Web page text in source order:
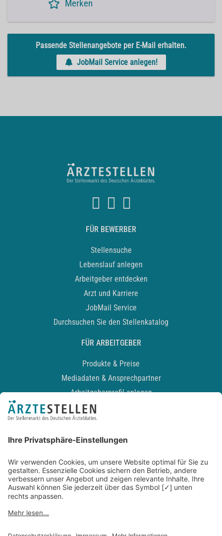
Merken
Passende Stellenangebote per E-Mail erhalten.
JobMail Service anlegen!
FÜR BEWERBER
Stellensuche
Lebenslauf anlegen
Arbeitgeber entdecken
Arzt und Karriere
JobMail Service
Durchsuchen Sie den Stellenkatalog
FÜR ARBEITGEBER
Produkte & Preise
Mediadaten & Ansprechpartner
Arbeitgeberprofil anlegen
Recruiting-Podcast
Kontakt
Datenschutz
Newsletter